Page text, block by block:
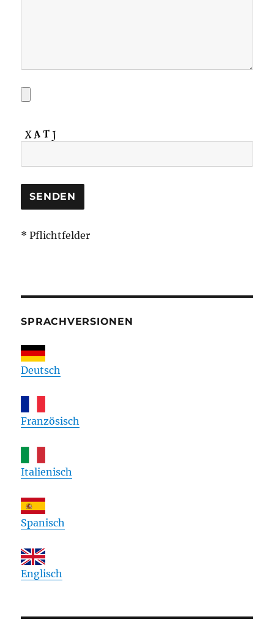
* Pflichtfelder
SPRACHVERSIONEN
Deutsch
Französisch
Italienisch
Spanisch
Englisch